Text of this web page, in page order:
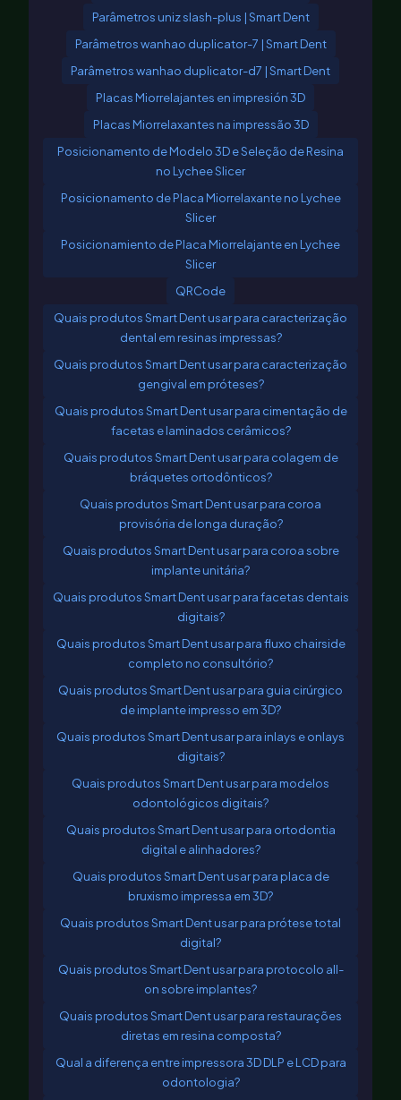
Parâmetros uniz slash-plus | Smart Dent
Parâmetros wanhao duplicator-7 | Smart Dent
Parâmetros wanhao duplicator-d7 | Smart Dent
Placas Miorrelajantes en impresión 3D
Placas Miorrelaxantes na impressão 3D
Posicionamento de Modelo 3D e Seleção de Resina
no Lychee Slicer
Posicionamento de Placa Miorrelaxante no Lychee
Slicer
Posicionamiento de Placa Miorrelajante en Lychee
Slicer
QRCode
Quais produtos Smart Dent usar para caracterização
dental em resinas impressas?
Quais produtos Smart Dent usar para caracterização
gengival em próteses?
Quais produtos Smart Dent usar para cimentação de
facetas e laminados cerâmicos?
Quais produtos Smart Dent usar para colagem de
bráquetes ortodônticos?
Quais produtos Smart Dent usar para coroa
provisória de longa duração?
Quais produtos Smart Dent usar para coroa sobre
implante unitária?
Quais produtos Smart Dent usar para facetas dentais
digitais?
Quais produtos Smart Dent usar para fluxo chairside
completo no consultório?
Quais produtos Smart Dent usar para guia cirúrgico
de implante impresso em 3D?
Quais produtos Smart Dent usar para inlays e onlays
digitais?
Quais produtos Smart Dent usar para modelos
odontológicos digitais?
Quais produtos Smart Dent usar para ortodontia
digital e alinhadores?
Quais produtos Smart Dent usar para placa de
bruxismo impressa em 3D?
Quais produtos Smart Dent usar para prótese total
digital?
Quais produtos Smart Dent usar para protocolo all-
on sobre implantes?
Quais produtos Smart Dent usar para restaurações
diretas em resina composta?
Qual a diferença entre impressora 3D DLP e LCD para
odontologia?